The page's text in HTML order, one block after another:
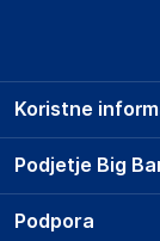
Spigen Inc.
USA
Podjetje Big
O podjetju
Koristne
Prodajna mesta
Storitve
Podpora